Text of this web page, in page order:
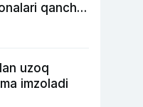
qancha
uzoq
imzoladi